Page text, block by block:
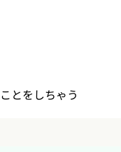
とをしちゃう